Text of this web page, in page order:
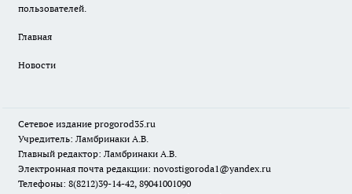
пользователей.
Главная
Новости
Сетевое издание progorod35.ru
Учредитель: Ламбринаки А.В.
Главный редактор: Ламбринаки А.В.
Электронная почта редакции: novostigoroda1@yandex.ru
Телефоны: 8(8212)39-14-42, 89041001090